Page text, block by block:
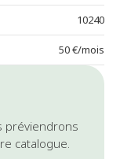
préviendrons
catalogue.
10240
50 €/mois